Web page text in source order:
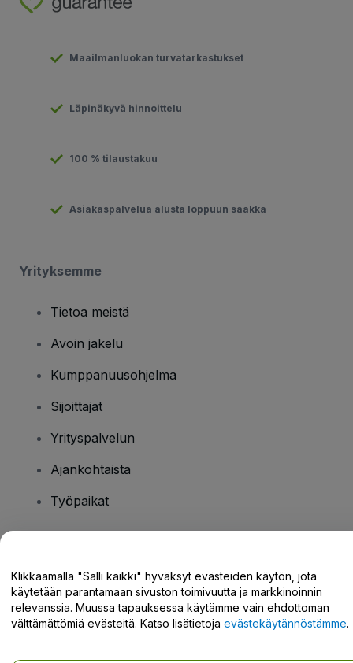
Maailmanluokan turvatarkastukset
Läpinäkyvä hinnoittelu
100 % tilaustakuu
Asiakaspalvelua alusta loppuun saakka
Yrityksemme
Tietoa meistä
Avoin jakelu
Kumppanuusohjelma
Sijoittajat
Yrityspalvelun
Ajankohtaista
Työpaikat
Tukikeskus / Ota meihin yhteyttä
Klikkaamalla "Salli kaikki" hyväksyt evästeiden käytön, jota
käytetään parantamaan sivuston toimivuutta ja markkinoinnin
relevanssia. Muussa tapauksessa käytämme vain ehdottoman
välttämättömiä evästeitä. Katso lisätietoja evästekäytännöstämme.